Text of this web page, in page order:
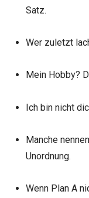
Satz.
Wer zuletzt
Mein Hobby?
Ich bin nicht
Manche
Unordnung.
Wenn Plan A